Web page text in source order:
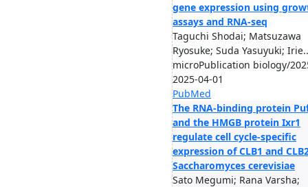
gene expression using
assays and RNA-seq
Taguchi Shodai; Matsuzawa
Ryosuke; Suda Yasuyuki;
microPublication biology/
2025-04-01
PubMed
The RNA-binding protein
and the HMGB protein Ixr1
regulate cell cycle-specific
expression of CLB1 and
Saccharomyces cerevisiae
Sato Megumi; Rana Varsha;